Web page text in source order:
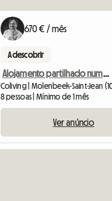
670 € / mês
A descobrir
Alojamento partilhado numa casa recentemente renovada com jardim
8 pessoas | Mínimo de 1 mês
Ver anúncio